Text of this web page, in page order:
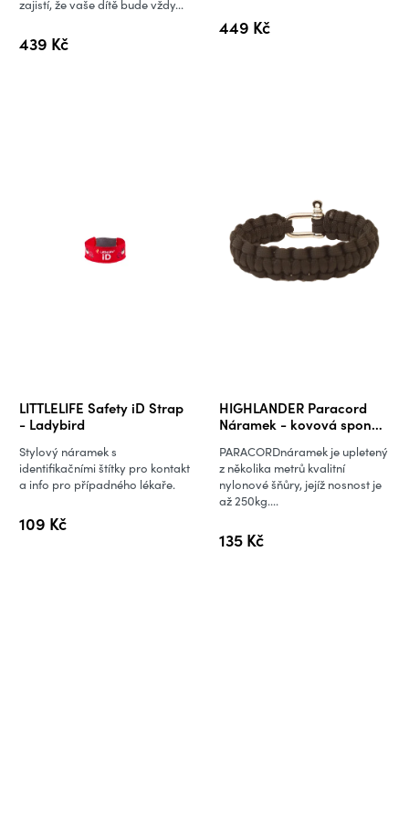
439 Kč
zajistí, že vaše dítě bude vždy...
449 Kč
LITTLELIFE Safety iD Strap
- Ladybird
109 Kč
Stylový náramek s
identifikačními štítky pro kontakt
a info pro případného lékaře.
HIGHLANDER Paracord
Náramek - kovová spona
135 Kč
PARACORDnáramek je upletený
z několika metrů kvalitní
nylonové šňůry, jejíž nosnost je
až 250kg....